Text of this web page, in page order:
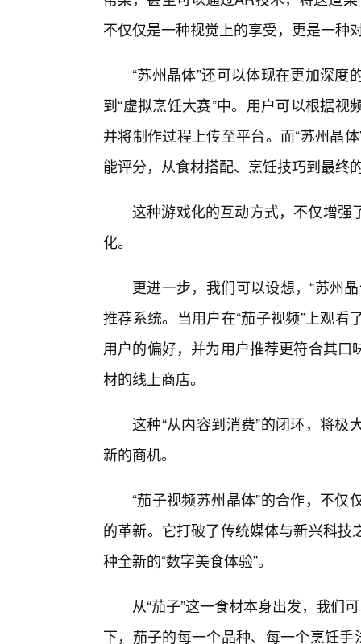
不仅仅是一种视觉上的享受，更是一种
“苏州晶体”还可以体现在更加深
到“虚拟烹饪大赛”中。用户可以根据
并将制作过程上传至平台。而“苏州晶
能评分，从食材搭配、烹饪技巧到最终
这种游戏化的互动方式，不仅增强
化。
更进一步，我们可以设想，“苏州
推荐系统。当用户在“茄子视频”上观
用户的偏好，并为用户推荐更符合其
材的线上商店。
这种“从内容到消费”的闭环，将
新的商机。
“茄子视频苏州晶体”的合作，不
的革新。它打破了传统媒体与新兴科
种全新的“数字美食体验”。
从“茄子”这一食材本身出发，我们
下，茄子的每一个品种、每一个烹饪